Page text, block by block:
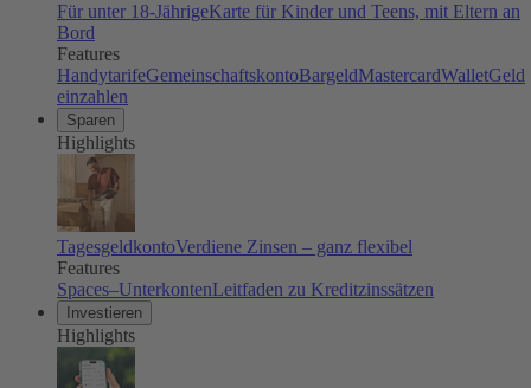
Für unter 18-JährigeKarte für Kinder und Teens, mit Eltern an
Bord
Features
HandytarifeGemeinschaftskontoBargeldMastercardWalletGeld
einzahlen
Sparen
Highlights
TagesgeldkontoVerdiene Zinsen – ganz flexibel
Features
Spaces–UnterkontenLeitfaden zu Kreditzinssätzen
Investieren
Highlights